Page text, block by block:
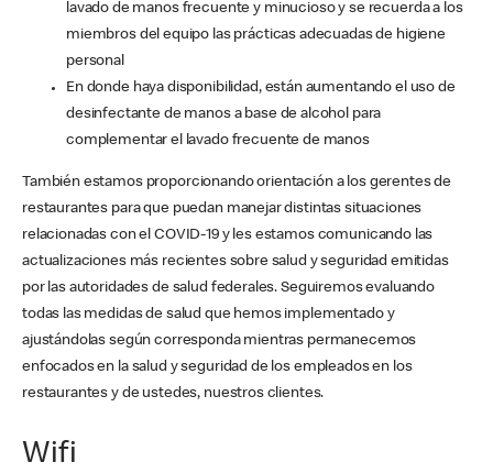
lavado de manos frecuente y minucioso y se recuerda a los
miembros del equipo las prácticas adecuadas de higiene
personal
En donde haya disponibilidad, están aumentando el uso de
desinfectante de manos a base de alcohol para
complementar el lavado frecuente de manos
También estamos proporcionando orientación a los gerentes de
restaurantes para que puedan manejar distintas situaciones
relacionadas con el COVID-19 y les estamos comunicando las
actualizaciones más recientes sobre salud y seguridad emitidas
por las autoridades de salud federales. Seguiremos evaluando
todas las medidas de salud que hemos implementado y
ajustándolas según corresponda mientras permanecemos
enfocados en la salud y seguridad de los empleados en los
restaurantes y de ustedes, nuestros clientes.
Wifi